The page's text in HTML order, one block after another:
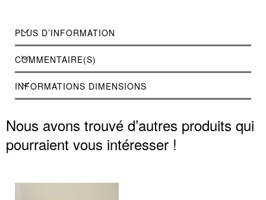
PLUS D’INFORMATION
COMMENTAIRE(S)
INFORMATIONS DIMENSIONS
Nous avons trouvé d’autres produits qui
pourraient vous intéresser !